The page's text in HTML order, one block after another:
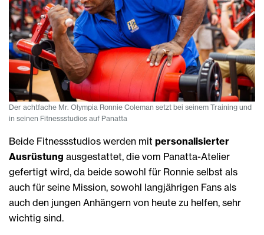
Der achtfache Mr. Olympia Ronnie Coleman setzt bei seinem Training und
in seinen Fitnessstudios auf Panatta
Beide Fitnessstudios werden mit personalisierter
Ausrüstung ausgestattet, die vom Panatta-Atelier
gefertigt wird, da beide sowohl für Ronnie selbst als
auch für seine Mission, sowohl langjährigen Fans als
auch den jungen Anhängern von heute zu helfen, sehr
wichtig sind.